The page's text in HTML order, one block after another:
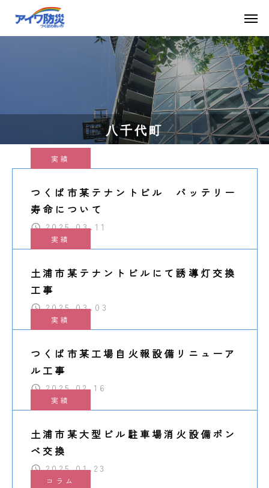
八千代町
実績
つくば市某テナントビル バッテリー
寿命について
2025.03.11
実績
土浦市某テナントビルにて誘導灯交換
工事
2025.03.03
実績
つくば市某工場自火報設備リニューア
ル工事
2025.02.16
実績
土浦市某大型ビル駐車場消火設備ボン
ベ交換
2025.01.23
コラム